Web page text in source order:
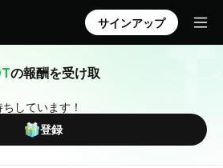
サインアップ
の報酬を受け取
しています！
登録